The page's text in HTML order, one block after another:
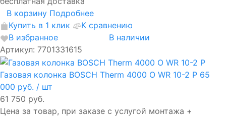
В корзину Подробнее
Купить в 1 клик
К сравнению
В избранное
В наличии
Артикул: 7701331615
Газовая колонка BOSCH Therm 4000 O WR 10-2 P 65
000 руб. / шт
61 750 руб.
Цена за товар, при заказе с услугой монтажа +